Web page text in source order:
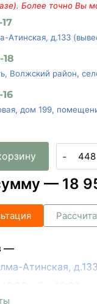
Более точно Вы
Атинская, д.133
18
Волжский район,
дом 199,
-
— 18
—
Атинская,